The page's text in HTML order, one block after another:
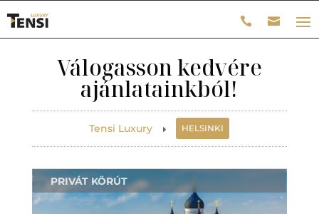
Válogasson kedvére
ajánlatainkból!
Tensi Luxury E HELSINKI
PRIVÁT KÖRÚT